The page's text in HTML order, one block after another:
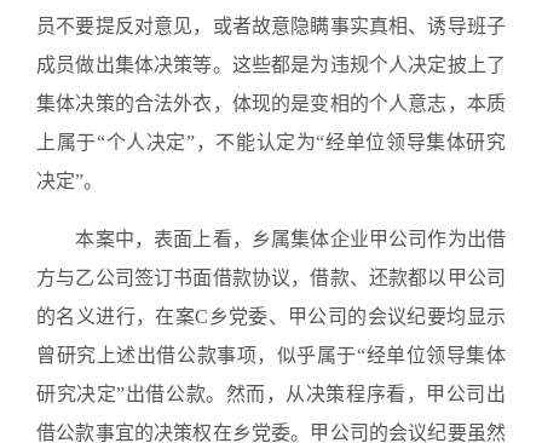
员不要提反对意见，或者故意隐瞒事实真相、诱导班子
成员做出集体决策等。这些都是为违规个人决定披上了
集体决策的合法外衣，体现的是变相的个人意志，本质
上属于“个人决定”，不能认定为“经单位领导集体研究
决定”。
本案中，表面上看，乡属集体企业甲公司作为出借
方与乙公司签订书面借款协议，借款、还款都以甲公司
的名义进行，在案C乡党委、甲公司的会议纪要均显示
曾研究上述出借公款事项，似乎属于“经单位领导集体
研究决定”出借公款。然而，从决策程序看，甲公司出
借公款事宜的决策权在乡党委。甲公司的会议纪要虽然